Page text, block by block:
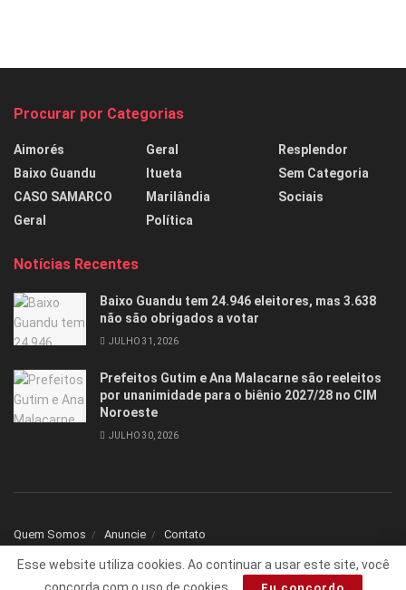
Procurar por Categorias
Aimorés
Baixo Guandu
CASO SAMARCO
Geral
Geral
Itueta
Marilândia
Política
Resplendor
Sem Categoria
Sociais
Notícias Recentes
Baixo Guandu tem 24.946 eleitores, mas 3.638
não são obrigados a votar
JULHO 31, 2026
Prefeitos Gutim e Ana Malacarne são reeleitos
por unanimidade para o biênio 2027/28 no CIM
Noroeste
JULHO 30, 2026
Quem Somos Anuncie Contato
© 2025 Todos os direitos reservados Folha1 - Desenvolvido por dNNr Dev
Esse website utiliza cookies. Ao continuar a usar este site, você